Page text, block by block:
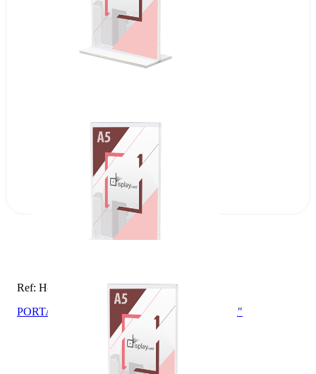
Ref: H-171
PORTAGRAFICA T CERRADA A5 "TELFER"